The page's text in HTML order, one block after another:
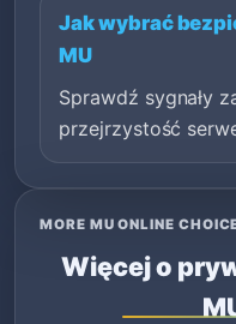
Jak wybrać
MU
Sprawdź sygnały
przejrzystość
MORE MU ONLINE
Więcej o